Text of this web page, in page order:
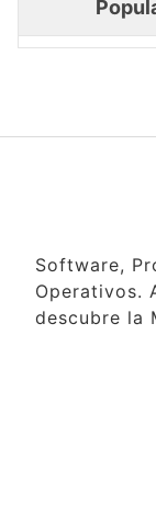
Software,
Operativos.
descubre la